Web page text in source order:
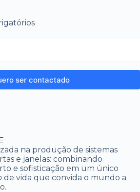
ser contactado
na produção de sistemas
e janelas: combinando
e sofisticação em um único
de vida que convida o mundo a